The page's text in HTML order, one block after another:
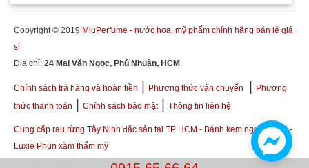
Copyright © 2019 MiuPerfume - nước hoa, mỹ phẩm chính hãng bán lẻ giá
sỉ
Địa chỉ: 24 Mai Văn Ngọc, Phú Nhuận, HCM
Chính sách trả hàng và hoàn tiền | Phương thức vận chuyển | Phương
thức thanh toán | Chính sách bảo mật| Thông tin liên hệ
Cung cấp rau rừng Tây Ninh đặc sản tại TP HCM - Bánh kem ngon Ba Tri-
Luxie Phun xăm thẩm mỹ